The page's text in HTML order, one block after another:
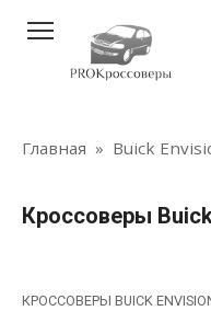
контенту
Главная » Buick
Кроссоверы
КРОССОВЕРЫ BUICK